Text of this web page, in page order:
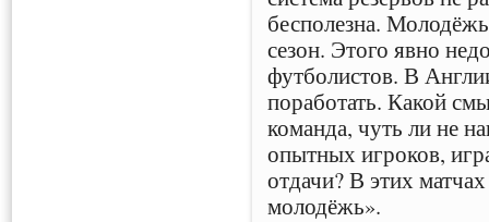
бесполезна.
сезон. Этого явно
футболистов. В
поработать. Какой
команда, чуть ли не
опытных игроков,
отдачи? В этих
молодёжь».